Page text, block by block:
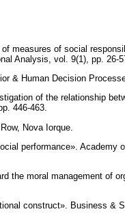
measures of social
Analysis, vol. 9(1),
& Human Decision
of the relationship
446-463.
Nova Iorque.
performance». Academy
the moral management of
construct». Business &